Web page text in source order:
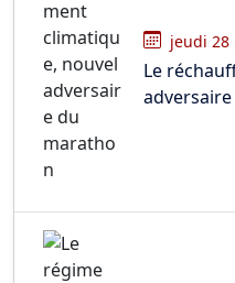
jeudi 28
Le